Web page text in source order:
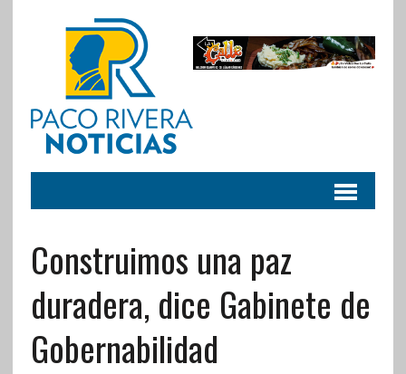
Construimos una paz
duradera, dice Gabinete de
Gobernabilidad